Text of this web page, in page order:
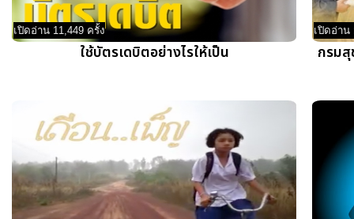
เปิดอ่าน 11,449 ครั้ง
ใช้บัตรเดบิตอย่างไรให้เป็น
เปิดอ่าน
กรม